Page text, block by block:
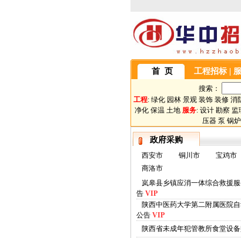
首 页 工程招标
搜索：
工程: 绿化 园林 景观 装饰 装修 消
净化 保温 土地 服务: 设计 勘察 监
压器 泵 锅炉
政府采购
西安市 铜川市 宝鸡市
商洛市
岚皋县乡镇应消一体综合救援
告 VIP
陕西中医药大学第二附属医院
公告 VIP
陕西省未成年犯管教所食堂设